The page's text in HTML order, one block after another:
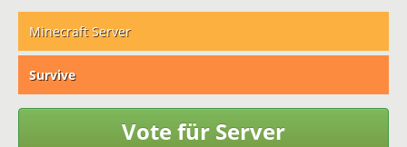
Minecraft Server
Survive
Vote für Server